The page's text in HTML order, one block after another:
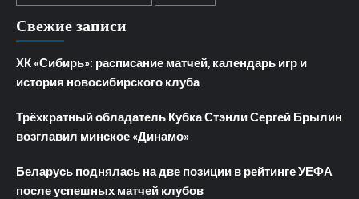
Свежие записи
ХК «Сибирь»: расписание матчей, календарь игр и
история новосибирского клуба
Трёхкратный обладатель Кубка Стэнли Сергей Брылин
возглавил минское «Динамо»
Беларусь поднялась на две позиции в рейтинге УЕФА
после успешных матчей клубов